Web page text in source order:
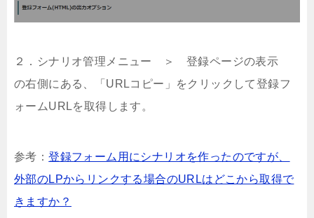
２．シナリオ管理メニュー ＞ 登録ページの表示
の右側にある、「URLコピー」をクリックして登録フ
ォームURLを取得します。
参考：登録フォーム用にシナリオを作ったのですが、
外部のLPからリンクする場合のURLはどこから取得で
きますか？